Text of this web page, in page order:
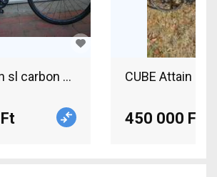
sl carbon Országúti Shimano
450 000 Ft